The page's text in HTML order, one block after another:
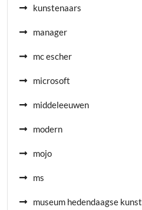
kunstenaars
manager
mc escher
microsoft
middeleeuwen
modern
mojo
ms
museum hedendaagse kunst